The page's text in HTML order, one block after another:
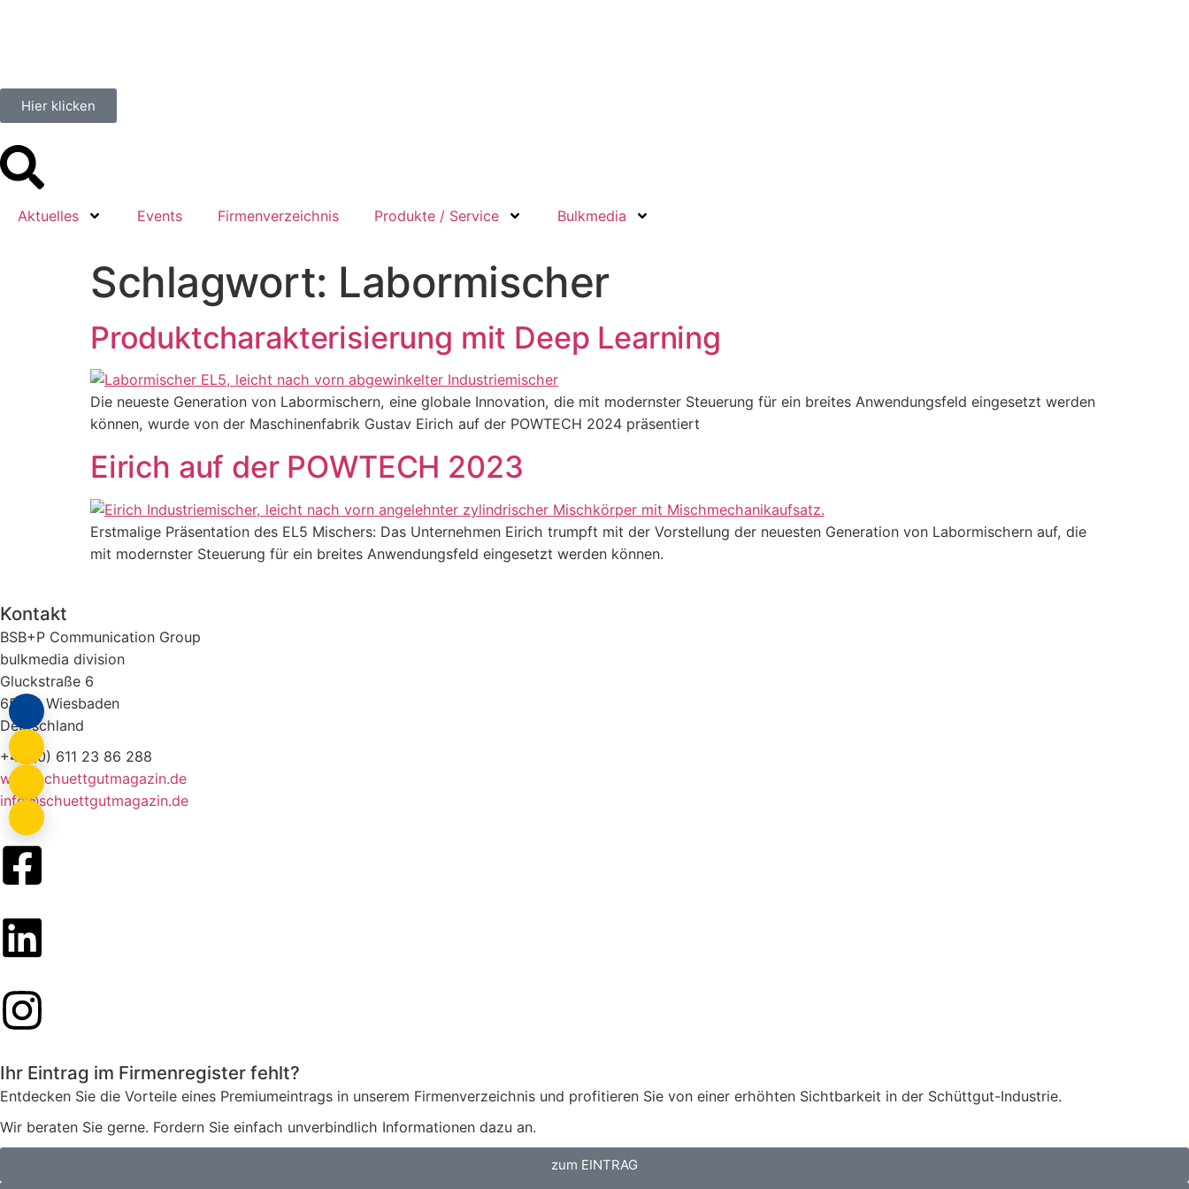
Hier klicken
Aktuelles Events Firmenverzeichnis Produkte / Service Bulkmedia
Schlagwort: Labormischer
Produktcharakterisierung mit Deep Learning
Die neueste Generation von Labormischern, eine globale Innovation, die mit modernster Steuerung für ein breites Anwendungsfeld eingesetzt werden
können, wurde von der Maschinenfabrik Gustav Eirich auf der POWTECH 2024 präsentiert
Eirich auf der POWTECH 2023
Erstmalige Präsentation des EL5 Mischers: Das Unternehmen Eirich trumpft mit der Vorstellung der neuesten Generation von Labormischern auf, die
mit modernster Steuerung für ein breites Anwendungsfeld eingesetzt werden können.
Kontakt
BSB+P Communication Group
bulkmedia division
Gluckstraße 6
65193 Wiesbaden
Deutschland
+49 (0) 611 23 86 288
www.schuettgutmagazin.de
info@schuettgutmagazin.de
Ihr Eintrag im Firmenregister fehlt?
Entdecken Sie die Vorteile eines Premiumeintrags in unserem Firmenverzeichnis und profitieren Sie von einer erhöhten Sichtbarkeit in der Schüttgut-Industrie.
Wir beraten Sie gerne. Fordern Sie einfach unverbindlich Informationen dazu an.
zum EINTRAG